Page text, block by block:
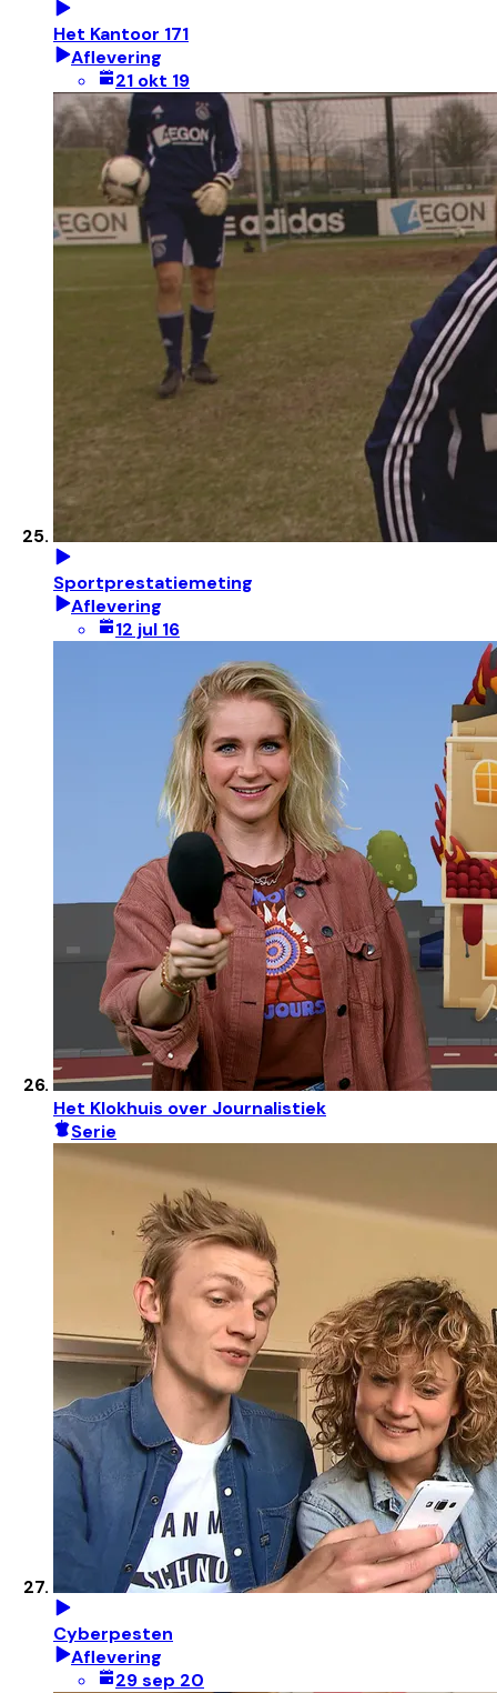
Het Kantoor 171
Aflevering
21 okt 19
Sportprestatiemeting
Aflevering
12 jul 16
Het Klokhuis over Journalistiek
Serie
Cyberpesten
Aflevering
29 sep 20